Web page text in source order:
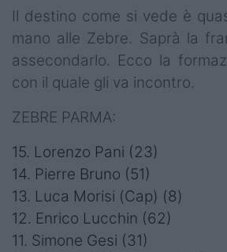
Il destino come si vede è
mano alle Zebre. Saprà la
assecondarlo. Ecco la
con il quale gli va incontro.
ZEBRE PARMA:
15. Lorenzo Pani (23)
14. Pierre Bruno (51)
13. Luca Morisi (Cap) (8)
12. Enrico Lucchin (62)
11. Simone Gesi (31)